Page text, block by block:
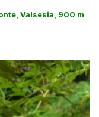
Valsesia, 900 m